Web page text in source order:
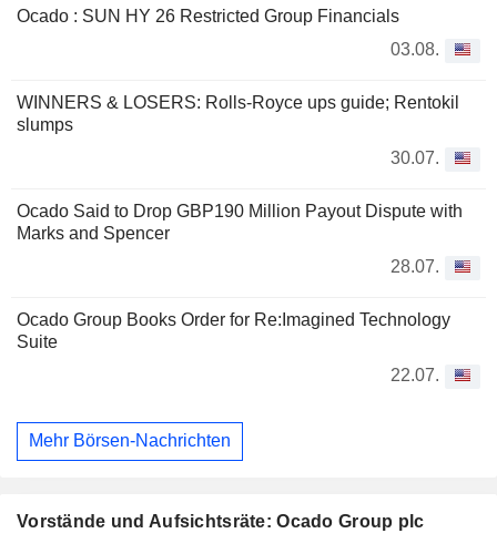
Ocado : SUN HY 26 Restricted Group Financials
03.08.
WINNERS & LOSERS: Rolls-Royce ups guide; Rentokil
slumps
30.07.
Ocado Said to Drop GBP190 Million Payout Dispute with
Marks and Spencer
28.07.
Ocado Group Books Order for Re:Imagined Technology
Suite
22.07.
Mehr Börsen-Nachrichten
Vorstände und Aufsichtsräte: Ocado Group plc